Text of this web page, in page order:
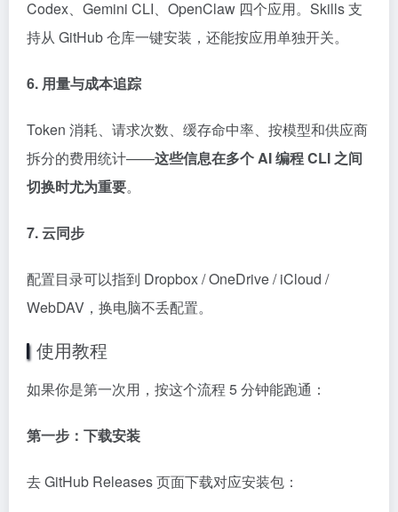
Codex、Gemini CLI、OpenClaw 四个应用。Skills 支
持从 GitHub 仓库一键安装，还能按应用单独开关。
6. 用量与成本追踪
Token 消耗、请求次数、缓存命中率、按模型和供应商
拆分的费用统计——这些信息在多个 AI 编程 CLI 之间
切换时尤为重要。
7. 云同步
配置目录可以指到 Dropbox / OneDrive / iCloud /
WebDAV，换电脑不丢配置。
使用教程
如果你是第一次用，按这个流程 5 分钟能跑通：
第一步：下载安装
去 GitHub Releases 页面下载对应安装包：